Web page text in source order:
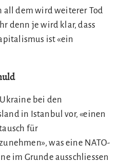
all dem wird weiterer Tod
denn je wird klar, dass
ist «ein
bei den
in Istanbul vor, «einen
für
was eine NATO-
im Grunde ausschliessen